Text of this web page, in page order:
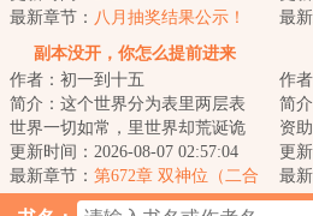
界，泽利尔获...
最新章节： 八月抽奖结果公示！
最
副本没开，你怎么提前进来
了？！
作者：初一到十五
简介：这个世界分为表里两层表
世界一切如常，里世界却荒诞诡
谲那里，超凡与扭曲并行，罪恶
与欲念滋长一旦...
更新时间：2026-08-07 02:57:04
最新章节： 第672章 双神位（二合
作
简
资
者
任
更
最
（